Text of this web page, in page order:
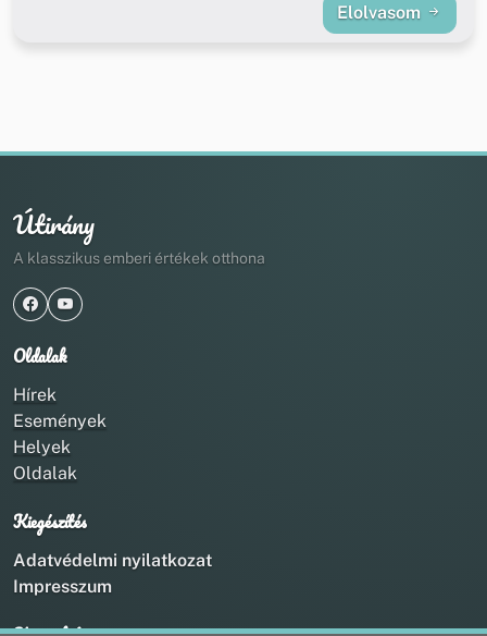
Elolvasom
Útirány
A klasszikus emberi értékek otthona
Oldalak
Hírek
Események
Helyek
Oldalak
Kiegészítés
Adatvédelmi nyilatkozat
Impresszum